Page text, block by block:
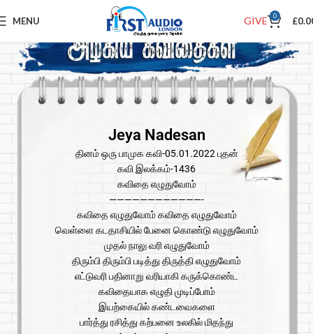
MENU GIVE 0 £
Jeya Nadesan
தினம் ஒரு பாமுக கவி-05.01.2022 புதன்
கவி இலக்கம்-1436
கவிதை எழுதுவோம்
————————————-
கவிதை எழுதுவோம் கவிதை எழுதுவோம்
வெள்ளை கடதாசியில் பேனை கொண்டு எழுதுவோம்
முதல் நாலு வரி எழுதுவோம்
திரும்பி திரும்பி படித்து திருத்தி எழுதுவோம்
எட்டுவரி பதினாறு வரியாகி கருக்கொண்ட
கவிதையாக எழுதி முடிப்போம்
இயற்கையில் கண்டவைகளை
பார்த்து ரசித்து கற்பனை உலகில் மிதந்து